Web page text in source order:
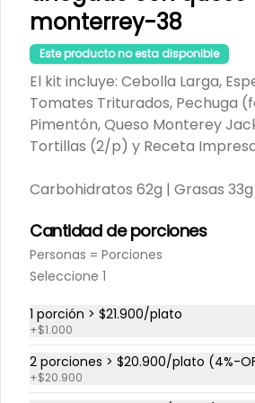
Queso Crema, Queso Parmesano,
Salmón (120g/p - peso congelado),
Receta Impresa
Proteínas 53g
$25.900
Kit: Espagueti cremoso con
camarones al limón, maíz y
zucchini-151
El kit incluye: Camarones (130g/p -
peso congelado), Cebolla Chalota,
Limón, Maíz, Pasta Espagueti, Perejil
Fresco, Queso Parmesano, Zucchini
680 kcal	| Carbohidratos 84g |
Grasas 21g | Proteínas 35g
Kit: Arroz jazmín con
camarones, crema agria y
cilantro-69
El kit incluye: Arroz Jazmín, Caldo de
Pollo, Camarones (130g/p - peso
congelado), Cebolla Chalota,
Cilantro, Diente de Ajo, Limón, Pasta
de Tomate, Pimentón Verde, Smoky
Cinnamon Paprika, Sour Cream,
Receta impresa.
$19.900
monterrey-38
Este producto no esta disponible
El kit incluye: Cebolla Larga,
Tomates Triturados, Pechuga
Pimentón, Queso Monterey
Tortillas (2/p) y Receta
Carbohidratos 62g | Grasas
Cantidad de porciones
Personas = Porciones
Seleccione 1
1 porción > $21.900/plato
+$1.000
2 porciones > $20.900/plato (4%-
+$20.900